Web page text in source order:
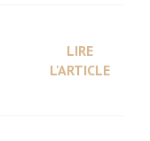
LIRE
L'ARTICLE